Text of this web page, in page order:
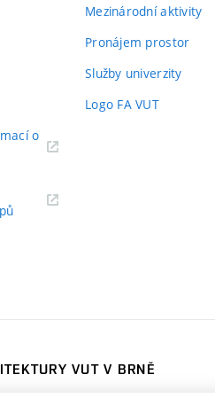
o
Mezinárodní aktivity
Pronájem prostor
Služby univerzity
Logo FA VUT
VUT V BRNĚ